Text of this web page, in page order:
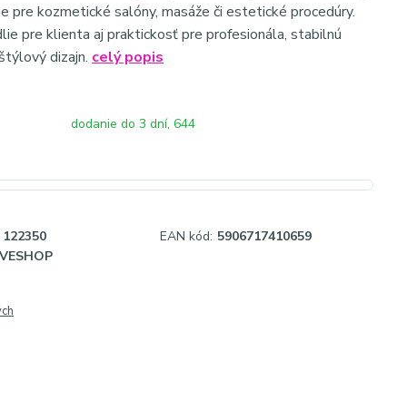
pre kozmetické salóny, masáže či estetické procedúry.
pre klienta aj praktickosť pre profesionála, stabilnú
dizajn. celý popis
dodanie do 3 dní, 644
122350 EAN kód: 5906717410659